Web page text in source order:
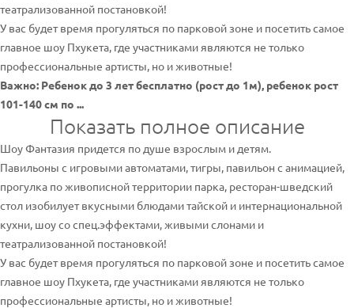
театрализованной постановкой!
У вас будет время прогуляться по парковой зоне и посетить самое
главное шоу Пхукета, где участниками являются не только
профессиональные артисты, но и животные!
Важно: Ребенок до 3 лет бесплатно (рост до 1м), ребенок рост
101-140 см по ...
Показать полное описание
Шоу Фантазия придется по душе взрослым и детям.
Павильоны с игровыми автоматами, тигры, павильон с анимацией,
прогулка по живописной территории парка, ресторан-шведский
стол изобилует вкусными блюдами тайской и интернациональной
кухни, шоу со спец.эффектами, живыми слонами и
театрализованной постановкой!
У вас будет время прогуляться по парковой зоне и посетить самое
главное шоу Пхукета, где участниками являются не только
профессиональные артисты, но и животные!